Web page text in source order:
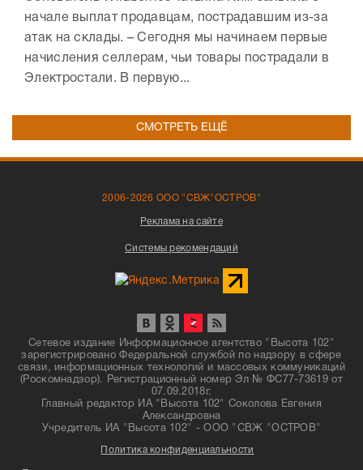
начале выплат продавцам, пострадавшим из-за
атак на склады. – Сегодня мы начинаем первые
начисления селлерам, чьи товары пострадали в
Электростали. В первую...
СМОТРЕТЬ ЕЩЁ
2006-2026 ООО "СВЖ"ОСТРОВ"
Реклама на сайте
Системы рекомендаций
Сетевое издание Информационное агентство "Высота 102"
зарегистрировано Федеральной службой по надзору в сфере
связи, информационных технологий и массовых коммуникаций
(Роскомнадзор). Регистрационный номер Эл № ФС77-73619 от
07.09.2018г.
Главный редактор ИА "Высота 102" Соколова Евгения
Александровна
Учредитель ИА "Высота 102" - ООО "СВЖ "ОСТРОВ"
Политика конфиденциальности